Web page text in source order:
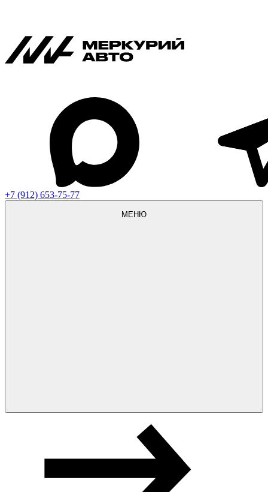
+7 (912) 653-75-77
МЕНЮ